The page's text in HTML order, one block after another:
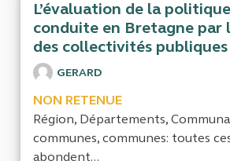
L’évaluation de la
conduite en Bretagne par
des collectivités publiques
GERARD
NON RETENUE
Région, Départements,
communes, communes: toutes
abondent...